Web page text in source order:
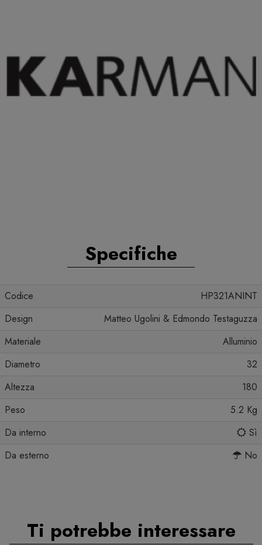
Specifiche
Codice
HP321ANINT
Design
Matteo Ugolini & Edmondo Testaguzza
Materiale
Alluminio
Diametro
32
Altezza
180
Peso
5.2 Kg
Da interno
Sì
Da esterno
No
Ti potrebbe interessare